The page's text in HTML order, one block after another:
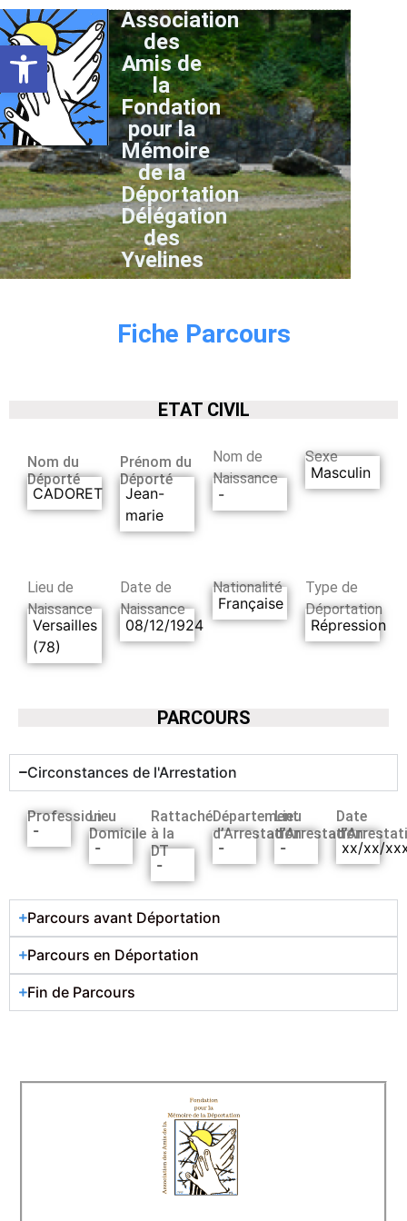
Ouvrir la barre d’outils
Association
des
Amis de
la
Fondation
pour la
Mémoire
de la
Déportation
Délégation
des
Yvelines
Fiche Parcours
ETAT CIVIL
Nom du
Déporté
CADORET
Prénom du
Déporté
Jean-
marie
Nom de
Naissance
-
Sexe
Masculin
Lieu de
Naissance
Versailles
(78)
Date de
Naissance
08/12/1924
Nationalité
Française
Type de
Déportation
Répression
PARCOURS
Circonstances de l'Arrestation
Profession
-
Lieu
Domicile
-
Rattaché
à la
DT
-
Département
d’Arrestation
-
Lieu
d’Arrestation
-
Date
xx/xx/
Parcours avant Déportation
Parcours en Déportation
Fin de Parcours